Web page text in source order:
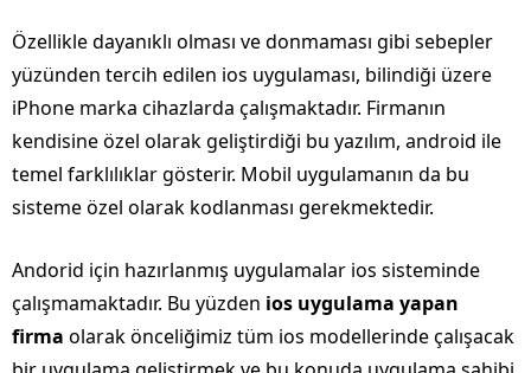
Özellikle dayanıklı olması ve donmaması gibi sebepler
yüzünden tercih edilen ios uygulaması, bilindiği üzere
iPhone marka cihazlarda çalışmaktadır. Firmanın
kendisine özel olarak geliştirdiği bu yazılım, android ile
temel farklılıklar gösterir. Mobil uygulamanın da bu
sisteme özel olarak kodlanması gerekmektedir.
Andorid için hazırlanmış uygulamalar ios sisteminde
çalışmamaktadır. Bu yüzden ios uygulama yapan
firma olarak önceliğimiz tüm ios modellerinde çalışacak